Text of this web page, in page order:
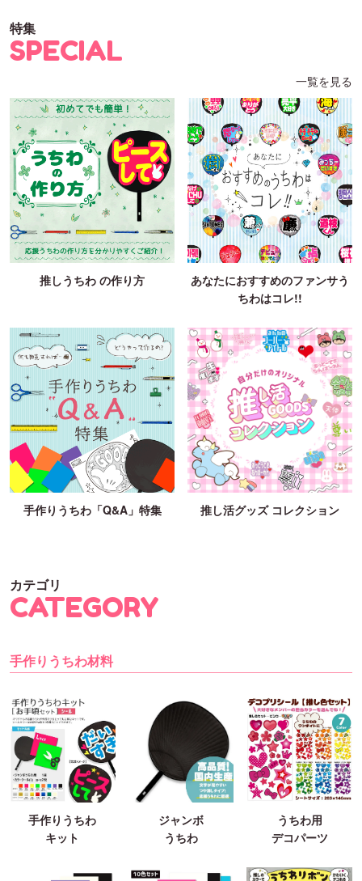
特集
SPECIAL
一覧を見る
推しうちわ の作り方
あなたにおすすめのファンサう
ちわはコレ!!
手作りうちわ「Q&A」特集 推し活グッズ コレクション
カテゴリ
CATEGORY
手作りうちわ材料
手作りうちわ
キット
ジャンボ
うちわ
うちわ用
デコパーツ